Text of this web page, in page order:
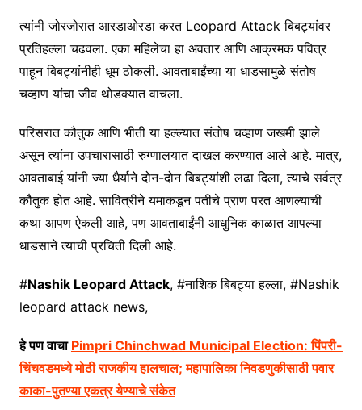
त्यांनी जोरजोरात आरडाओरडा करत Leopard Attack बिबट्यांवर
प्रतिहल्ला चढवला. एका महिलेचा हा अवतार आणि आक्रमक पवित्र
पाहून बिबट्यांनीही धूम ठोकली. आवताबाईंच्या या धाडसामुळे संतोष
चव्हाण यांचा जीव थोडक्यात वाचला.
परिसरात कौतुक आणि भीती या हल्ल्यात संतोष चव्हाण जखमी झाले
असून त्यांना उपचारासाठी रुग्णालयात दाखल करण्यात आले आहे. मात्र,
आवताबाई यांनी ज्या धैर्याने दोन-दोन बिबट्यांशी लढा दिला, त्याचे सर्वत्र
कौतुक होत आहे. सावित्रीने यमाकडून पतीचे प्राण परत आणल्याची
कथा आपण ऐकली आहे, पण आवताबाईंनी आधुनिक काळात आपल्या
धाडसाने त्याची प्रचिती दिली आहे.
#Nashik Leopard Attack, #नाशिक बिबट्या हल्ला, #Nashik
leopard attack news,
हे पण वाचा Pimpri Chinchwad Municipal Election: पिंपरी-
चिंचवडमध्ये मोठी राजकीय हालचाल; महापालिका निवडणुकीसाठी पवार
काका-पुतण्या एकत्र येण्याचे संकेत